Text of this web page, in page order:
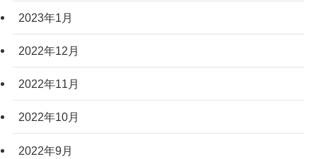
2023年1月
2022年12月
2022年11月
2022年10月
2022年9月